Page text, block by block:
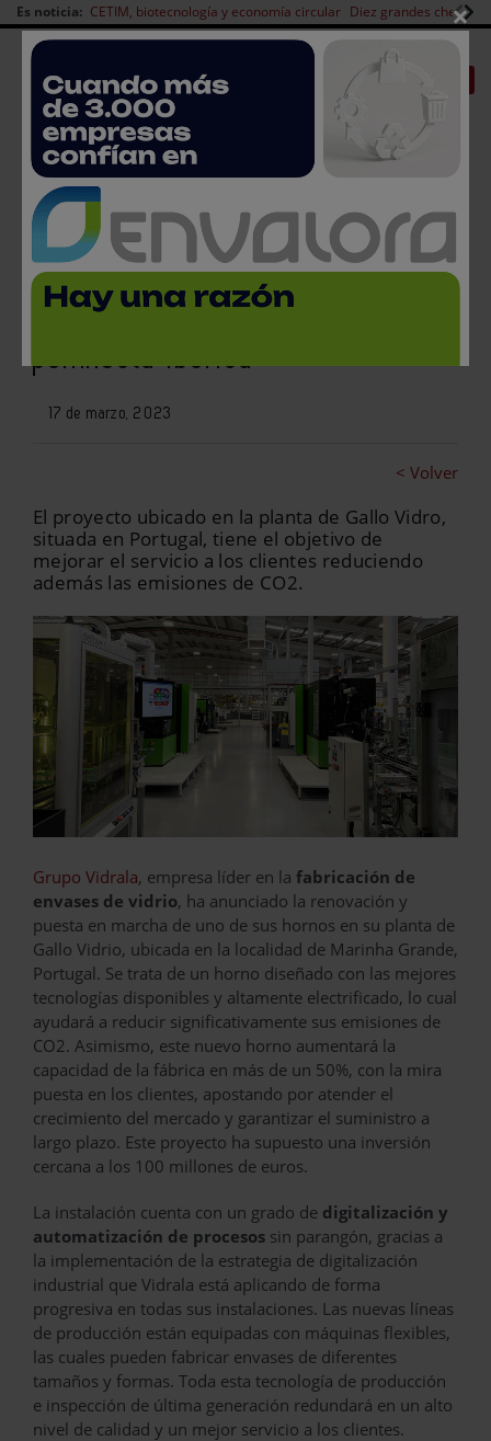
Es noticia: CETIM, biotecnología y economía circular Diez grandes chefs
Redes Sociales
Es noticia
| CANAL EMPLEO Login empresas Registro
Vidrala pone en marcha su
mayor horno de vidrio en la
península ibérica
17 de marzo, 2023
< Volver
El proyecto ubicado en la planta de Gallo Vidro,
situada en Portugal, tiene el objetivo de
mejorar el servicio a los clientes reduciendo
además las emisiones de CO2.
Grupo Vidrala, empresa líder en la fabricación de
envases de vidrio, ha anunciado la renovación y
puesta en marcha de uno de sus hornos en su planta de
Gallo Vidrio, ubicada en la localidad de Marinha Grande,
Portugal. Se trata de un horno diseñado con las mejores
tecnologías disponibles y altamente electrificado, lo cual
ayudará a reducir significativamente sus emisiones de
CO2. Asimismo, este nuevo horno aumentará la
capacidad de la fábrica en más de un 50%, con la mira
puesta en los clientes, apostando por atender el
crecimiento del mercado y garantizar el suministro a
largo plazo. Este proyecto ha supuesto una inversión
cercana a los 100 millones de euros.
La instalación cuenta con un grado de digitalización y
automatización de procesos sin parangón, gracias a
la implementación de la estrategia de digitalización
industrial que Vidrala está aplicando de forma
progresiva en todas sus instalaciones. Las nuevas líneas
de producción están equipadas con máquinas flexibles,
las cuales pueden fabricar envases de diferentes
tamaños y formas. Toda esta tecnología de producción
e inspección de última generación redundará en un alto
nivel de calidad y un mejor servicio a los clientes.
×